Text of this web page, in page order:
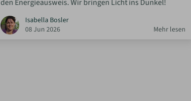
den Energieausweis. Wir bringen Licht ins Dunkel!
Isabella Bosler
08 Jun 2026
Mehr lesen